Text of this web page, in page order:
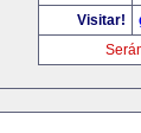
Visitar!